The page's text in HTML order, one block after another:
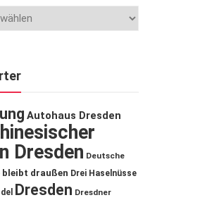
Autohaus Dresden
Dresden Deutsche
bleibt draußen Drei Haselnüsse
Dresden Dresdner